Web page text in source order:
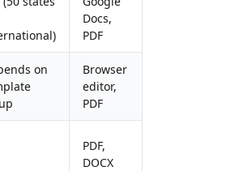
Docs,
PDF
on
Browser
editor,
PDF
PDF,
DOCX